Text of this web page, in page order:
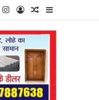
Instagram
Log InRandom Article
Sidebar